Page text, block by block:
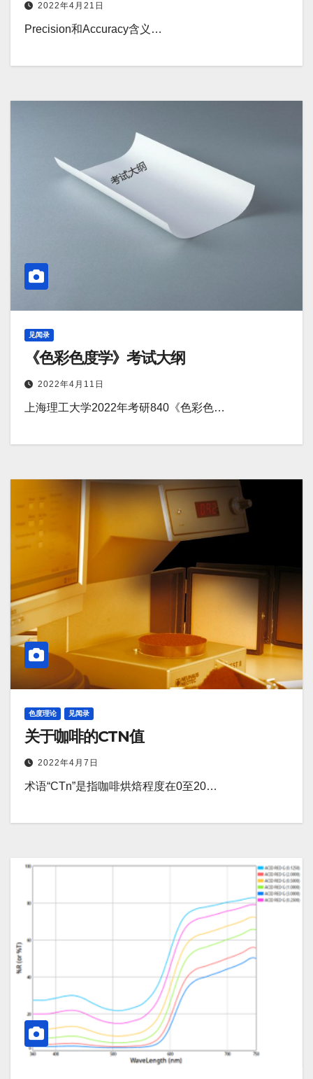
2022年4月21日
Precision和Accuracy含义…
见闻录
《色彩色度学》考试大纲
2022年4月11日
上海理工大学2022年考研840《色彩色…
色度理论 见闻录
关于咖啡的CTN值
2022年4月7日
术语“CTn”是指咖啡烘焙程度在0至20…